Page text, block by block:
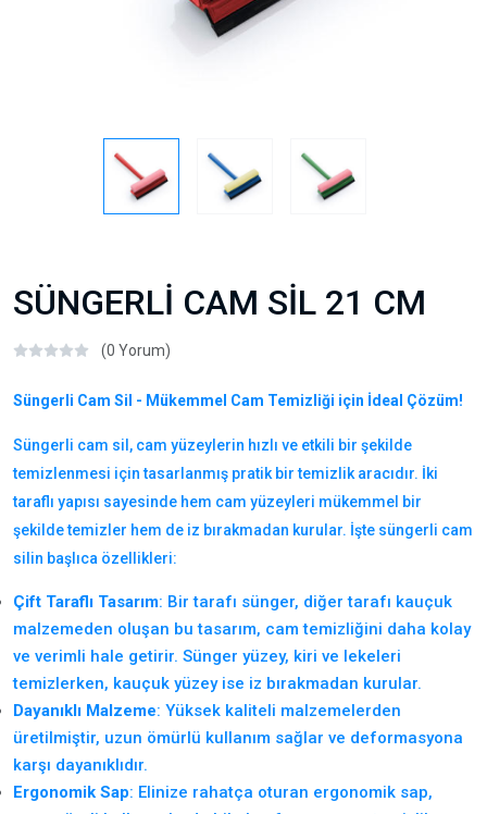
SÜNGERLİ CAM SİL 21 CM
(0 Yorum)
Süngerli Cam Sil - Mükemmel Cam Temizliği için İdeal Çözüm!
Süngerli cam sil, cam yüzeylerin hızlı ve etkili bir şekilde
temizlenmesi için tasarlanmış pratik bir temizlik aracıdır. İki
taraflı yapısı sayesinde hem cam yüzeyleri mükemmel bir
şekilde temizler hem de iz bırakmadan kurular. İşte süngerli cam
silin başlıca özellikleri:
Çift Taraflı Tasarım: Bir tarafı sünger, diğer tarafı kauçuk
malzemeden oluşan bu tasarım, cam temizliğini daha kolay
ve verimli hale getirir. Sünger yüzey, kiri ve lekeleri
temizlerken, kauçuk yüzey ise iz bırakmadan kurular.
Dayanıklı Malzeme: Yüksek kaliteli malzemelerden
üretilmiştir, uzun ömürlü kullanım sağlar ve deformasyona
karşı dayanıklıdır.
Ergonomik Sap: Elinize rahatça oturan ergonomik sap,